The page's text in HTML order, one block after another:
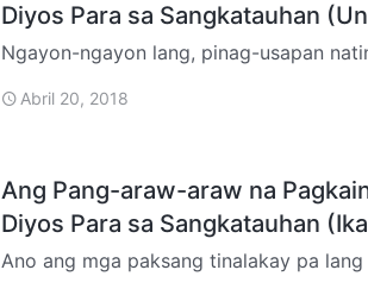
Diyos Para sa Sangkatauhan
Ngayon-ngayon lang, pinag-usapan
sa kaligt…
Abril 20, 2018
Ang Pang-araw-araw na
Diyos Para sa Sangkatauhan
Ano ang mga paksang tinalakay pa